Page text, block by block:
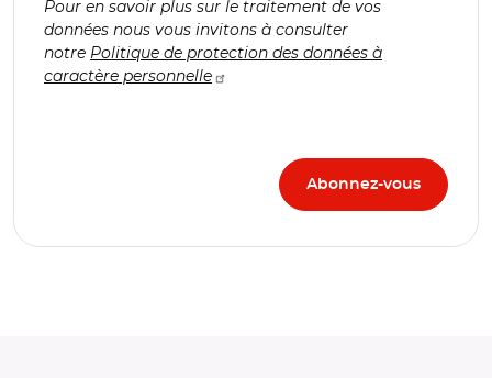
Pour en savoir plus sur le traitement de vos
données nous vous invitons à consulter
notre Politique de protection des données à
caractère personnelle